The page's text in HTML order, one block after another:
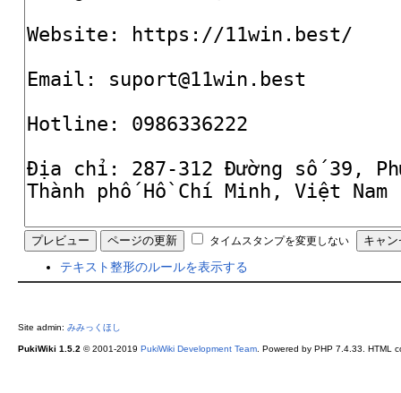
タイムスタンプを変更しない
テキスト整形のルールを表示する
Site admin: みみっくほし
PukiWiki 1.5.2 © 2001-2019 PukiWiki Development Team. Powered by PHP 7.4.33. HTML